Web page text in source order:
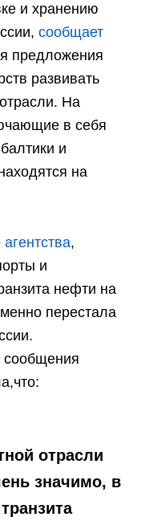
и хранению
сообщает
предложения
развивать
На
в себя
и
на
,
и
нефти на
перестала
сообщения
отрасли
значимо, в